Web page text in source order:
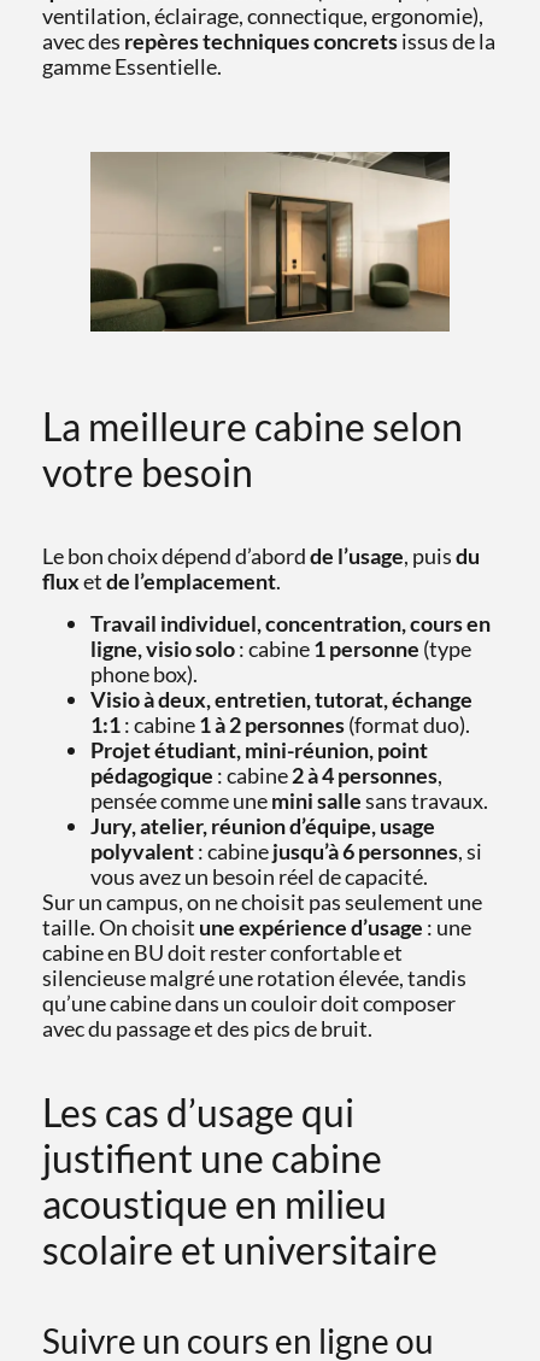
ventilation, éclairage, connectique, ergonomie),
avec des repères techniques concretsissus de la
gamme Essentielle.
La meilleure cabine selon
votre besoin
Le bon choix dépend d’abordde l’usage, puisdu
fluxetde l’emplacement.
Travail individuel, concentration, cours en
ligne, visio solo: cabine1 personne (type
phone box).
Visio à deux, entretien, tutorat, échange
1:1: cabine1 à 2 personnes(format duo).
Projet étudiant, mini-réunion, point
pédagogique : cabine2 à 4 personnes,
pensée comme unemini sallesans travaux.
Jury, atelier, réunion d’équipe, usage
polyvalent: cabinejusqu’à 6 personnes, si
vous avez un besoin réel de capacité.
Sur un campus, on ne choisit pas seulement une
taille. On choisit une expérience d’usage : une
cabine en BU doit rester confortable et
silencieuse malgré une rotation élevée, tandis
qu’une cabine dans un couloir doit composer
avec du passage et des pics de bruit.
Les cas d’usage qui
justifient une cabine
acoustique en milieu
scolaire et universitaire
Suivre un cours en ligne ou